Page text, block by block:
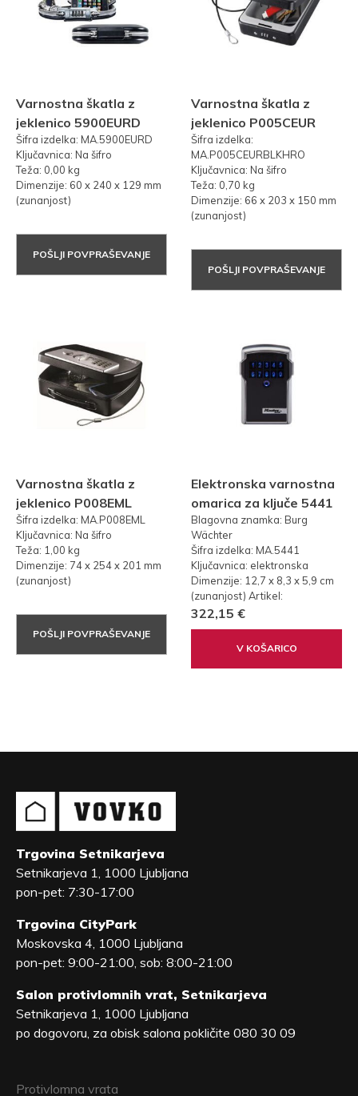
Varnostna škatla z
jeklenico 5900EURD
Šifra izdelka: MA.5900EURD
Ključavnica: Na šifro
Teža: 0,00 kg
Dimenzije: 60 x 240 x 129 mm
(zunanjost)
POŠLJI POVPRAŠEVANJE
Varnostna škatla z
jeklenico P005CEUR
Šifra izdelka:
MA.P005CEURBLKHRO
Ključavnica: Na šifro
Teža: 0,70 kg
Dimenzije: 66 x 203 x 150 mm
(zunanjost)
POŠLJI POVPRAŠEVANJE
Varnostna škatla z
jeklenico P008EML
Šifra izdelka: MA.P008EML
Ključavnica: Na šifro
Teža: 1,00 kg
Dimenzije: 74 x 254 x 201 mm
(zunanjost)
POŠLJI POVPRAŠEVANJE
Elektronska varnostna
omarica za ključe 5441
Blagovna znamka: Burg
Wächter
Šifra izdelka: MA.5441
Ključavnica: elektronska
Dimenzije: 12,7 x 8,3 x 5,9 cm
(zunanjost) Artikel:
322,15 €
V KOŠARICO
Trgovina Setnikarjeva
Setnikarjeva 1, 1000 Ljubljana
pon-pet: 7:30-17:00
Trgovina CityPark
Moskovska 4, 1000 Ljubljana
pon-pet: 9:00-21:00, sob: 8:00-21:00
Salon protivlomnih vrat, Setnikarjeva
Setnikarjeva 1, 1000 Ljubljana
po dogovoru, za obisk salona pokličite 080 30 09
Protivlomna vrata